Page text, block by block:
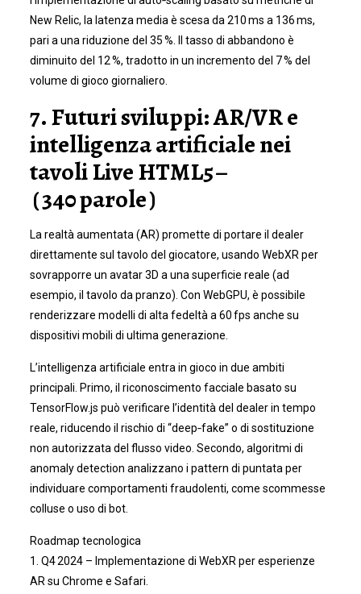
New Relic, la latenza media è scesa da 210 ms a 136 ms,
pari a una riduzione del 35 %. Il tasso di abbandono è
diminuito del 12 %, tradotto in un incremento del 7 % del
volume di gioco giornaliero.
7. Futuri sviluppi: AR/VR e
intelligenza artificiale nei
tavoli Live HTML5 –
( 340 parole )
La realtà aumentata (AR) promette di portare il dealer
direttamente sul tavolo del giocatore, usando WebXR per
sovrapporre un avatar 3D a una superficie reale (ad
esempio, il tavolo da pranzo). Con WebGPU, è possibile
renderizzare modelli di alta fedeltà a 60 fps anche su
dispositivi mobili di ultima generazione.
L’intelligenza artificiale entra in gioco in due ambiti
principali. Primo, il riconoscimento facciale basato su
TensorFlow.js può verificare l’identità del dealer in tempo
reale, riducendo il rischio di “deep‑fake” o di sostituzione
non autorizzata del flusso video. Secondo, algoritmi di
anomaly detection analizzano i pattern di puntata per
individuare comportamenti fraudolenti, come scommesse
colluse o uso di bot.
Roadmap tecnologica
1. Q4 2024 – Implementazione di WebXR per esperienze
AR su Chrome e Safari.